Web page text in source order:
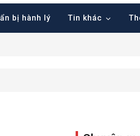
bị hành lý Tin khác